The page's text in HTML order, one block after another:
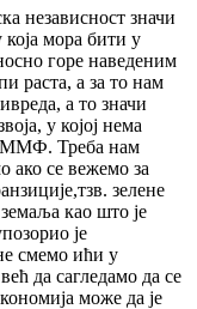
независност значи
мора бити у
горе наведеним
раста, а за то нам
а то значи
у којој нема
ММФ. Треба нам
ако се вежемо за
зелене
као што је
је
смемо ићи у
да сагледамо да се
може да је